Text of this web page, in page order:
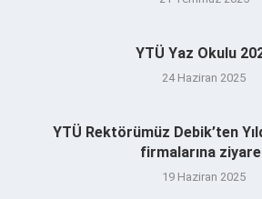
YTÜ Yaz Okulu
24 Haziran 2025
YTÜ Rektörümüz Debik’ten
firmalarına
19 Haziran 2025